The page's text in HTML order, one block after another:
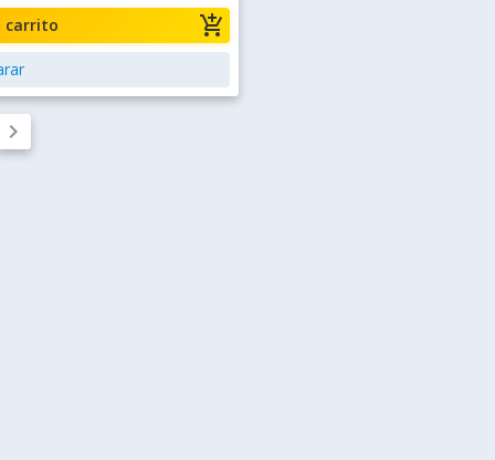
add_shopping_cart
carrito
keyboard_arrow_right